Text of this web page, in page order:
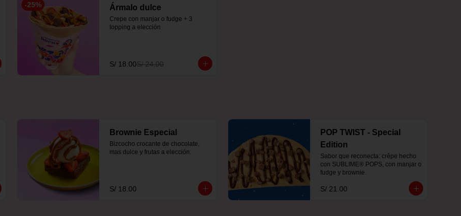
-25% Ármalo dulce
Crepe con manjar o fudge + 3
topping a elección
S/ 18.00S/ 24.00
Brownie Especial
Bizcocho crocante de chocolate,
mas dulce y frutas a elección.
S/ 18.00
POP TWIST - Special
Edition
Sabor que reconecta: crêpe hecho
con SUBLIME® POPS, con manjar o
fudge y brownie.
S/ 21.00